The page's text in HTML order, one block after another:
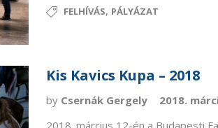
FELHÍVÁS, PÁLYÁZAT
Kis Kavics Kupa – 2018
by Csernák Gergely
2018.